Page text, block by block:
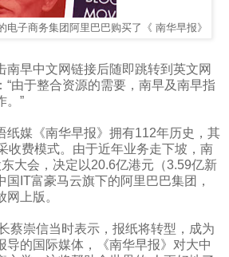
电子商务集团阿里巴巴购买了《 南华早报》
南早中文网链接后随即跳转到英文网
“由于整合资源的需要，南早及南早指
。”
纸媒《南华早报》拥有112年历史，其
收费模式。由于近年业务走下坡，南
大会，决定以20.6亿港元（3.59亿新
国 IT富豪马云旗下的阿里巴巴集团，
上版。
蔡崇信当时表示，报纸将转型，成为
导的国际媒体，《南华早报》对大中